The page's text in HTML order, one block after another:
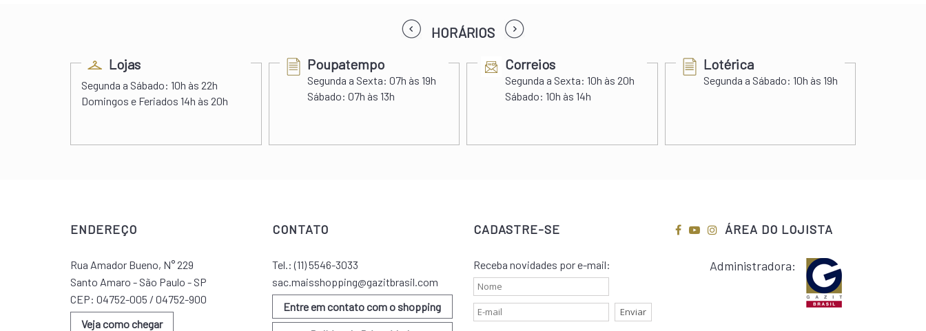
HORÁRIOS
Lojas
Segunda a Sábado: 10h às 22h
Domingos e Feriados 14h às 20h
Poupatempo
Segunda a Sexta: 07h às 19h
Sábado: 07h às 13h
Correios
Segunda a Sexta: 10h às 20h
Sábado: 10h às 14h
Lotérica
Segunda a Sábado: 10h às 19h
prev
ENDEREÇO
Rua Amador Bueno, N° 229
Santo Amaro - São Paulo - SP
CEP: 04752-005 / 04752-900
Veja como chegar
CONTATO
Tel.:(11) 5546-3033
sac.maisshopping@gazitbrasil.com
Entre em contato com o shopping
CADASTRE-SE
Receba novidades por e-mail:
ÁREA DO LOJISTA
Administradora: